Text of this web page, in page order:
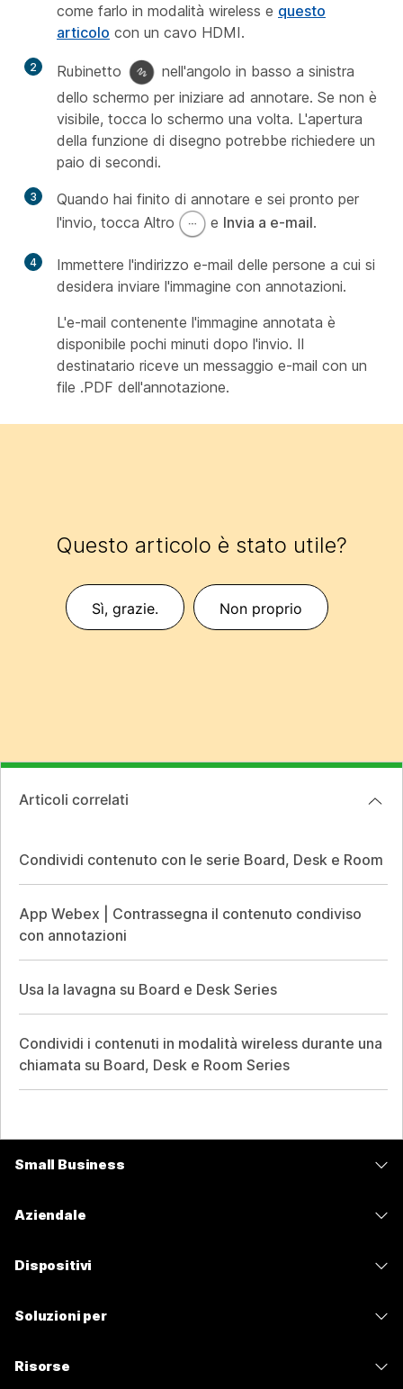
come farlo in modalità wireless e questo
articolo con un cavo HDMI.
2 Rubinetto
nell'angolo in basso a sinistra
dello schermo per iniziare ad annotare. Se non è
visibile, tocca lo schermo una volta. L'apertura
della funzione di disegno potrebbe richiedere un
paio di secondi.
3
Quando hai finito di annotare e sei pronto per
l'invio, tocca Altro
e Invia a e-mail.
4
Immettere l'indirizzo e-mail delle persone a cui si
desidera inviare l'immagine con annotazioni.
L'e-mail contenente l'immagine annotata è
disponibile pochi minuti dopo l'invio. Il
destinatario riceve un messaggio e-mail con un
file .PDF dell'annotazione.
Questo articolo è stato utile?
Sì, grazie. Non proprio
Articoli correlati
Condividi contenuto con le serie Board, Desk e Room
App Webex | Contrassegna il contenuto condiviso
con annotazioni
Usa la lavagna su Board e Desk Series
Condividi i contenuti in modalità wireless durante una
chiamata su Board, Desk e Room Series
Small Business
Aziendale
Dispositivi
Soluzioni per
Risorse